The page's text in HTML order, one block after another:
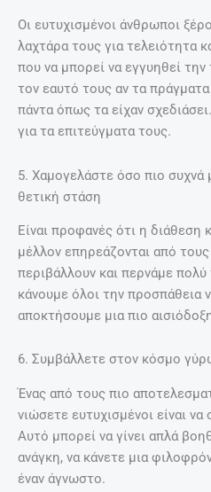
Οι ευτυχισμένοι άνθρωποι
λαχτάρα τους για τελειότητα
που να μπορεί να εγγυηθεί
τον εαυτό τους αν τα
πάντα όπως τα είχαν
για τα επιτεύγματα τους.
5. Χαμογελάστε όσο πιο συχνά
θετική στάση
Είναι προφανές ότι η διάθεση
μέλλον επηρεάζονται από
περιβάλλουν και περνάμε
κάνουμε όλοι την προσπάθεια
αποκτήσουμε μια πιο
6. Συμβάλλετε στον κόσμο
Ένας από τους πιο
νιώσετε ευτυχισμένοι είναι
Αυτό μπορεί να γίνει απλά
ανάγκη, να κάνετε μια
έναν άγνωστο.